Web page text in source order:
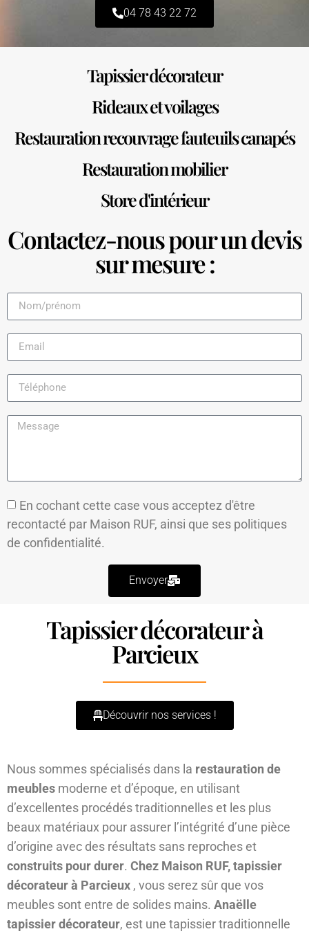
04 78 43 22 72
Tapissier décorateur
Rideaux et voilages
Restauration recouvrage fauteuils canapés
Restauration mobilier
Store d'intérieur
Contactez-nous pour un devis
sur mesure :
En cochant cette case vous acceptez d'être
recontacté par Maison RUF, ainsi que ses politiques
de confidentialité.
Envoyer
Tapissier décorateur à
Parcieux
Découvrir nos services !
Nous sommes spécialisés dans la restauration de
meubles moderne et d’époque, en utilisant
d’excellentes procédés traditionnelles et les plus
beaux matériaux pour assurer l’intégrité d’une pièce
d’origine avec des résultats sans reproches et
construits pour durer. Chez Maison RUF, tapissier
décorateur à Parcieux , vous serez sûr que vos
meubles sont entre de solides mains. Anaëlle
tapissier décorateur, est une tapissier traditionnelle